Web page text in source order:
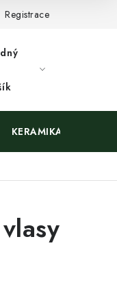
Registrace
KERAMIKA